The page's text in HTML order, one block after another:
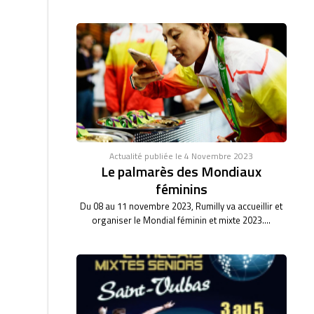
Actualité publiée le 4 Novembre 2023
Le palmarès des Mondiaux
féminins
Du 08 au 11 novembre 2023, Rumilly va accueillir et
organiser le Mondial féminin et mixte 2023....